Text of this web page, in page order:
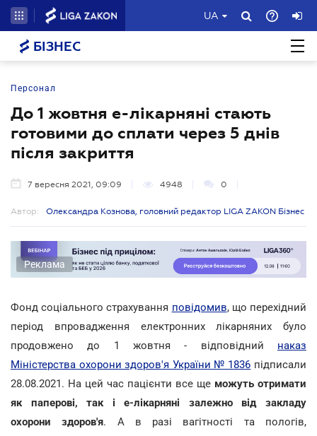
UA
БІЗНЕС
Персонал
До 1 жовтня е-лікарняні стають
готовими до сплати через 5 днів
після закриття
7 вересня 2021, 09:09 4948 0
Автор: Олександра Кознова, головний редактор LIGA ZAKON Бізнес
Реклама
Фонд соціального страхування повідомив, що перехідний
період впровадження електронних лікарняних було
продовжено до 1 жовтня - відповідний наказ
Міністерства охорони здоров'я України № 1836 підписали
28.08.2021. На цей час пацієнти все ще можуть отримати
як паперові, так і е-лікарняні залежно від закладу
охорони здоров'я. А в разі вагітності та пологів,